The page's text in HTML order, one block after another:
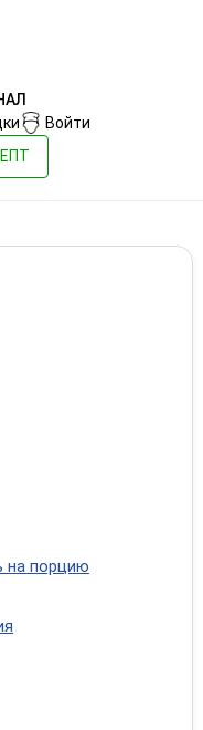
Войти
на порцию